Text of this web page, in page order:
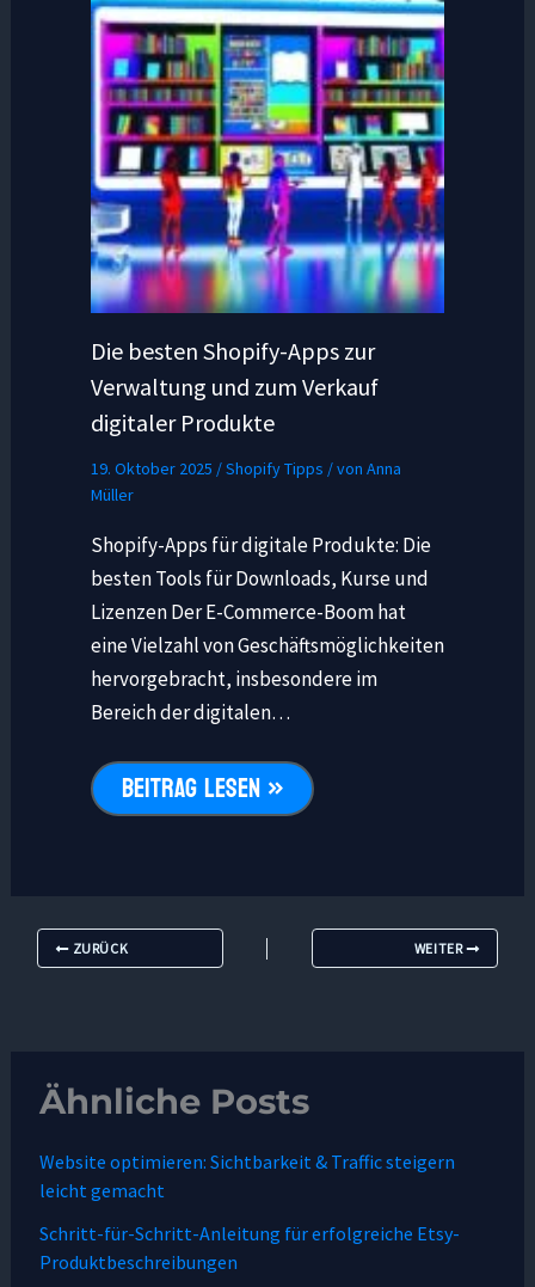
Die besten Shopify-Apps zur
Verwaltung und zum Verkauf
digitaler Produkte
19. Oktober 2025 /Shopify Tipps / von Anna
Müller
Shopify-Apps für digitale Produkte: Die
besten Tools für Downloads, Kurse und
Lizenzen Der E-Commerce-Boom hat
eine Vielzahl von Geschäftsmöglichkeiten
hervorgebracht, insbesondere im
Bereich der digitalen…
BEITRAG LESEN »
ZURÜCK WEITER
Ähnliche Posts
Website optimieren: Sichtbarkeit & Traffic steigern
leicht gemacht
Schritt-für-Schritt-Anleitung für erfolgreiche Etsy-
Produktbeschreibungen